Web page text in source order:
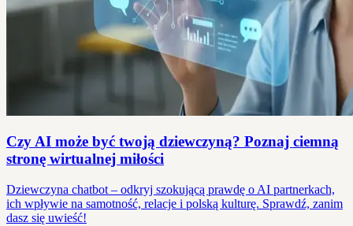
Czy AI może być twoją dziewczyną? Poznaj ciemną
stronę wirtualnej miłości
Dziewczyna chatbot – odkryj szokującą prawdę o AI partnerkach,
ich wpływie na samotność, relacje i polską kulturę. Sprawdź, zanim
dasz się uwieść!